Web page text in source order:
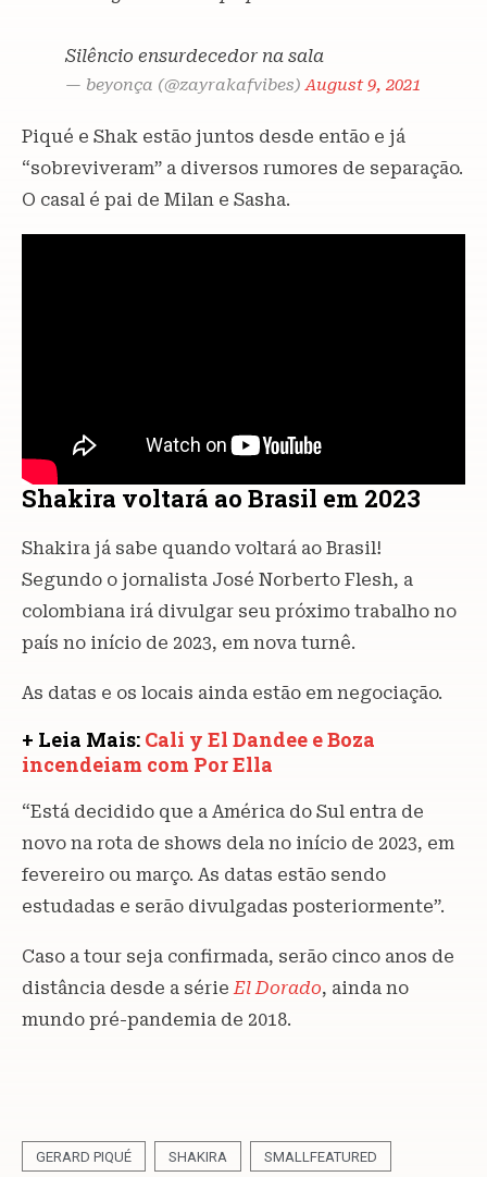
Silêncio ensurdecedor na sala
— beyonça (@zayrakafvibes)August 9, 2021
Piqué e Shak estão juntos desde então e já
“sobreviveram” a diversos rumores de separação.
O casal é pai de Milan e Sasha.
Shakira voltará ao Brasil em 2023
Shakira já sabe quando voltará ao Brasil!
Segundo o jornalista José Norberto Flesh, a
colombiana irá divulgar seu próximo trabalho no
país no início de 2023, em nova turnê.
As datas e os locais ainda estão em negociação.
+ Leia Mais: Cali y El Dandee e Boza
incendeiam com Por Ella
“Está decidido que a América do Sul entra de
novo na rota de shows dela no início de 2023, em
fevereiro ou março. As datas estão sendo
estudadas e serão divulgadas posteriormente”.
Caso a tour seja confirmada, serão cinco anos de
distância desde a sérieEl Dorado, ainda no
mundo pré-pandemia de 2018.
GERARD PIQUÉ SHAKIRA SMALLFEATURED